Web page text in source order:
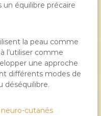
un équilibre précaire
la peau comme
à l’utiliser comme
une approche
différents modes de
déséquilibre.
cutanés